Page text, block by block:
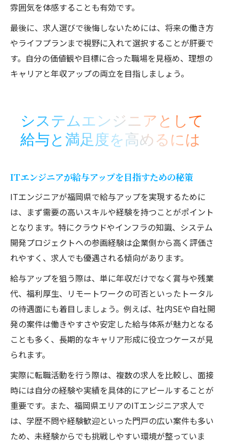
雰囲気を体感することも有効です。
最後に、求人選びで後悔しないためには、将来の働き方
やライフプランまで視野に入れて選択することが肝要で
す。自分の価値観や目標に合った職場を見極め、理想の
キャリアと年収アップの両立を目指しましょう。
システムエンジニアとして
給与と満足度を高めるには
ITエンジニアが給与アップを目指すための秘策
ITエンジニアが福岡県で給与アップを実現するために
は、まず需要の高いスキルや経験を持つことがポイント
となります。特にクラウドやインフラの知識、システム
開発プロジェクトへの参画経験は企業側から高く評価さ
れやすく、求人でも優遇される傾向があります。
給与アップを狙う際は、単に年収だけでなく賞与や残業
代、福利厚生、リモートワークの可否といったトータル
の待遇面にも着目しましょう。例えば、社内SEや自社開
発の案件は働きやすさや安定した給与体系が魅力となる
ことも多く、長期的なキャリア形成に役立つケースが見
られます。
実際に転職活動を行う際は、複数の求人を比較し、面接
時には自分の経験や実績を具体的にアピールすることが
重要です。また、福岡県エリアのITエンジニア求人で
は、学歴不問や経験歓迎といった門戸の広い案件も多い
ため、未経験からでも挑戦しやすい環境が整っていま